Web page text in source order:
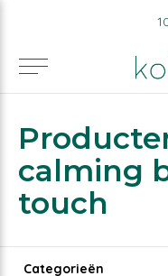
calming
touch
Categorieën